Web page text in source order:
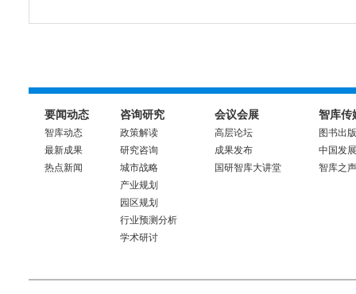
要闻动态
智库动态
最新成果
热点新闻
咨询研究
政策解读
研究咨询
城市战略
产业规划
园区规划
行业预测分析
学术研讨
会议会展
高层论坛
成果发布
国研智库大讲堂
智库传
图书出版
中国发
智库之声